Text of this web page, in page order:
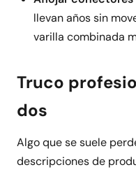
llevan años sin
varilla combinada
Truco
dos
Algo que se suele
descripciones de